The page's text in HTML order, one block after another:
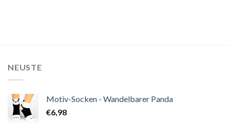
NEUSTE
Motiv-Socken - Wandelbarer Panda
€6,98